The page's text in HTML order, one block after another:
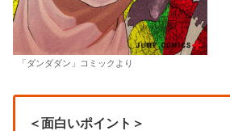
「ダンダダン」コミックより
＜面白いポイント＞